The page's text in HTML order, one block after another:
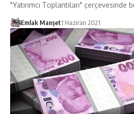
"Yatırımcı Toplantıları" çerçevesinde
Emlak Manşet1 Haziran 2021